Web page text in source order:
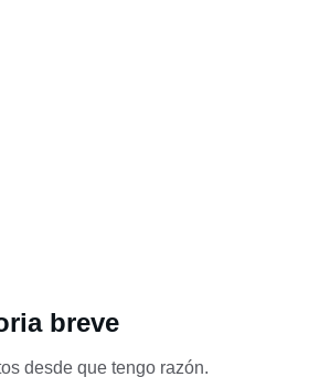
breve
desde que tengo razón.